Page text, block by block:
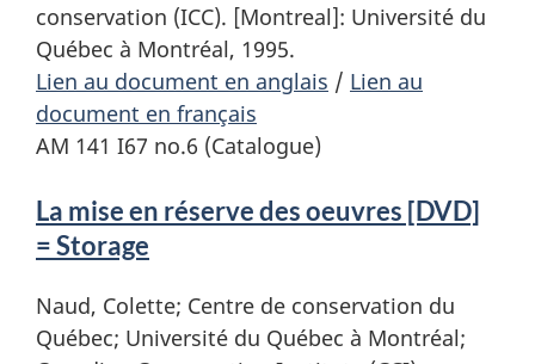
conservation (ICC). [Montreal]: Université du
Québec à Montréal, 1995.
Lien au document en anglais / Lien au
document en français
AM 141 I67 no.6 (Catalogue)
La mise en réserve des oeuvres [DVD]
= Storage
Naud, Colette; Centre de conservation du
Québec; Université du Québec à Montréal;